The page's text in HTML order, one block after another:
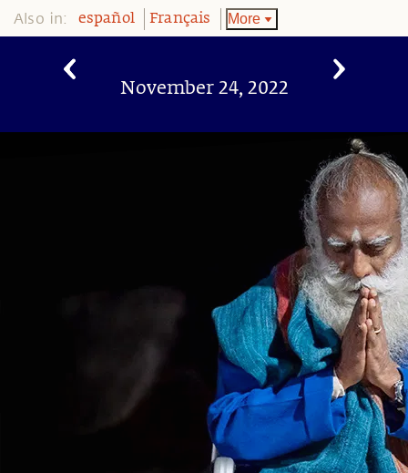
Also in: español Français More
November 24, 2022